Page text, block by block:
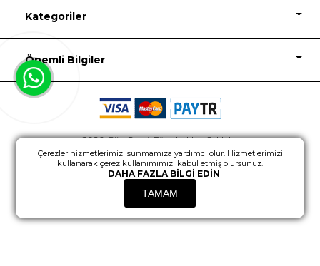
Fiyat İçin Üye Girişi Yapınız
Kategoriler
Önemli Bilgiler
2026, Biju Garaj, Tüm hakları Saklıdır.
Powered bynopCommerce Design
Çerezler hizmetlerimizi sunmamıza yardımcı olur. Hizmetlerimizi
kullanarak çerez kullanımımızı kabul etmiş olursunuz.
DAHA FAZLA BILGI EDIN
TAMAM